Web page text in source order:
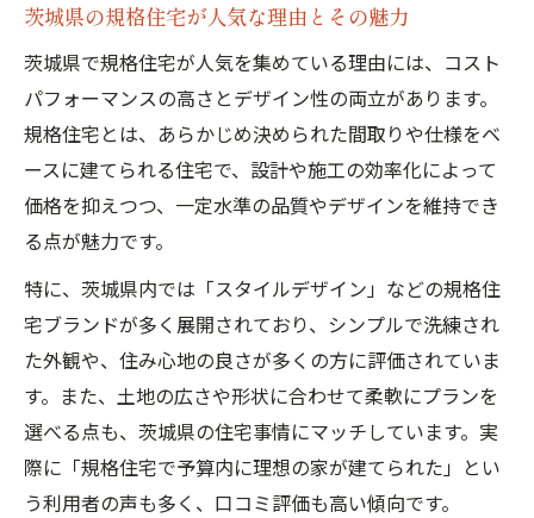
茨城県の規格住宅が人気な理由とその魅力
茨城県で規格住宅が人気を集めている理由には、コスト
パフォーマンスの高さとデザイン性の両立があります。
規格住宅とは、あらかじめ決められた間取りや仕様をベ
ースに建てられる住宅で、設計や施工の効率化によって
価格を抑えつつ、一定水準の品質やデザインを維持でき
る点が魅力です。
特に、茨城県内では「スタイルデザイン」などの規格住
宅ブランドが多く展開されており、シンプルで洗練され
た外観や、住み心地の良さが多くの方に評価されていま
す。また、土地の広さや形状に合わせて柔軟にプランを
選べる点も、茨城県の住宅事情にマッチしています。実
際に「規格住宅で予算内に理想の家が建てられた」とい
う利用者の声も多く、口コミ評価も高い傾向です。